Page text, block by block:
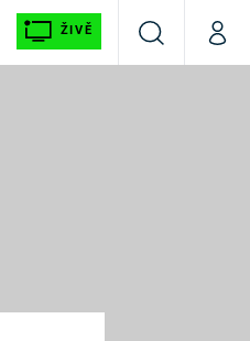
ŽIVĚ
VyhledáváníMůj